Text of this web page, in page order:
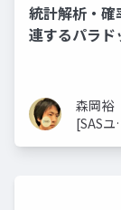
統計解析・確
連するパラド
森岡裕
[SASユ